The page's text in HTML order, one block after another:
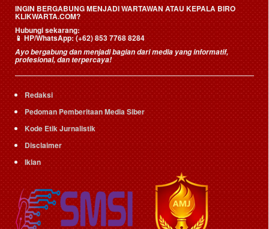
INGIN BERGABUNG MENJADI WARTAWAN ATAU KEPALA BIRO
KLIKWARTA.COM?
Hubungi sekarang:
📱HP/WhatsApp:(+62) 853 7768 8284
Ayo bergabung dan menjadi bagian dari media yang informatif,
profesional, dan terpercaya!
Redaksi
Pedoman Pemberitaan Media Siber
Kode Etik Jurnalistik
Disclaimer
Iklan